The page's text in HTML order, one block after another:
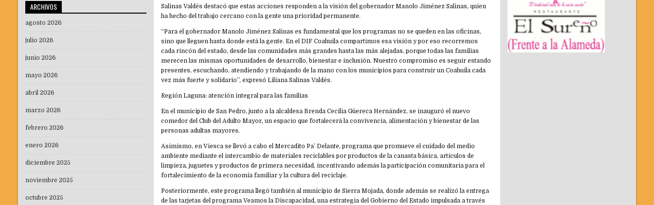
Salinas Valdés destacó que estas acciones responden a la visión del gobernador Manolo Jiménez Salinas, quien
ha hecho del trabajo cercano con la gente una prioridad permanente.
“Para el gobernador Manolo Jiménez Salinas es fundamental que los programas no se queden en las oficinas,
sino que lleguen hasta donde está la gente. En el DIF Coahuila compartimos esa visión y por eso recorremos
cada rincón del estado, desde las comunidades más grandes hasta las más alejadas, porque todas las familias
merecen las mismas oportunidades de desarrollo, bienestar e inclusión. Nuestro compromiso es seguir estando
presentes, escuchando, atendiendo y trabajando de la mano con los municipios para construir un Coahuila cada
vez más fuerte y solidario”, expresó Liliana Salinas Valdés.
Región Laguna: atención integral para las familias
En el municipio de San Pedro, junto a la alcaldesa Brenda Cecilia Güereca Hernández, se inauguró el nuevo
comedor del Club del Adulto Mayor, un espacio que fortalecerá la convivencia, alimentación y bienestar de las
personas adultas mayores.
Asimismo, en Viesca se llevó a cabo el Mercadito Pa’ Delante, programa que promueve el cuidado del medio
ambiente mediante el intercambio de materiales reciclables por productos de la canasta básica, artículos de
limpieza, juguetes y productos de primera necesidad, incentivando además la participación comunitaria para el
fortalecimiento de la economía familiar y la cultura del reciclaje.
Posteriormente, este programa llegó también al municipio de Sierra Mojada, donde además se realizó la entrega
de las tarjetas del programa Veamos la Discapacidad, una estrategia del Gobierno del Estado impulsada a través
ARCHIVOS
agosto 2026
julio 2026
junio 2026
mayo 2026
abril 2026
marzo 2026
febrero 2026
enero 2026
diciembre 2025
noviembre 2025
octubre 2025